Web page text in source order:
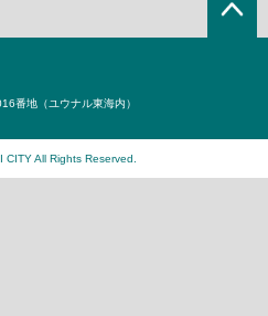
番地（ユウナル東海内）
All Rights Reserved.